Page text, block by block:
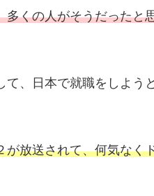
くの人がそうだったと
、日本で就職をしよう
放送されて、何気なく